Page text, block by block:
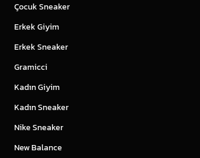
Çocuk Sneaker
Erkek Giyim
Erkek Sneaker
Gramicci
Kadın Giyim
Kadın Sneaker
Nike Sneaker
New Balance